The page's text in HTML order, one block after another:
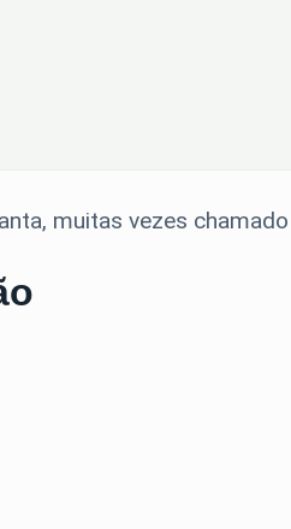
muitas vezes chamado